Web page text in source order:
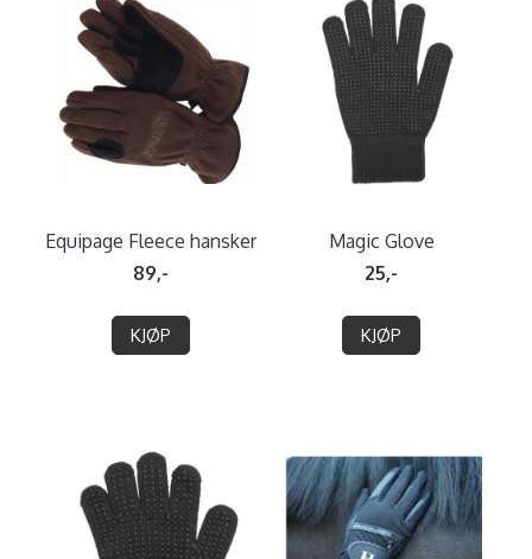
Equipage Fleece hansker
89,-
KJØP
Magic Glove
25,-
KJØP